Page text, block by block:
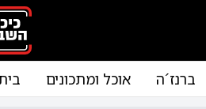
ברנז´ה אוכל ומתכונים